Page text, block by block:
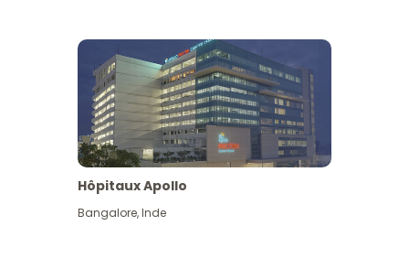
Hôpitaux Apollo
Bangalore,Inde